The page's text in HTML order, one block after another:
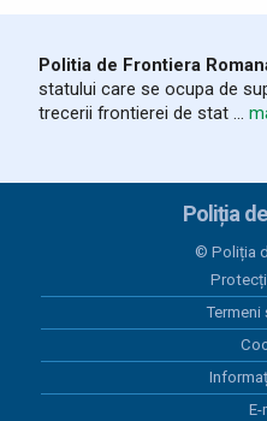
13 iulie 2026
Plăți la data de 13.07.2026
Plăți la data de 09.07.2026
30 iunie 2026
Execuția bugetară la data
Plăți 30.06.2026
Politia de Frontiera
statului care se ocupa de
trecerii frontierei de stat ...
Poliția
© Poliția
E-